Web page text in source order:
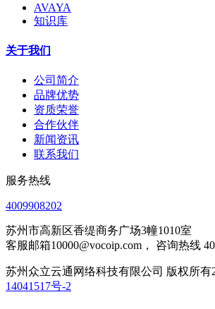
AVAYA
知识库
关于我们
公司简介
品牌优势
资质荣誉
合作伙伴
新闻资讯
联系我们
服务热线
4009908202
苏州市高新区香缇商务广场3幢1010室
客服邮箱10000@vocoip.com， 咨询热线
苏州众立云通网络科技有限公司 版权所有
14041517号-2